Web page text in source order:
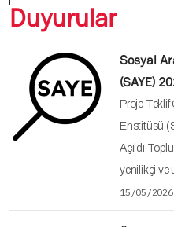
Duyurular
Sosyal
(SAYE)
Proje Teklif
Enstitüsü
Açıldı
yenilikçi ve
15/05/2026